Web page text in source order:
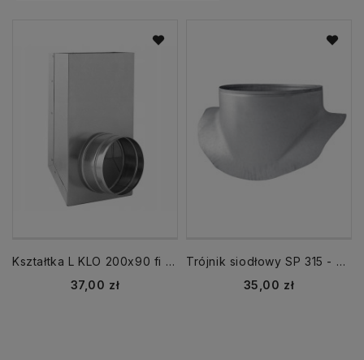
Kształtka L KLO 200x90 fi 100 mm
Cena
37,00 zł
Trójnik siodłowy SP 315 - 250
Cena
35,00 zł